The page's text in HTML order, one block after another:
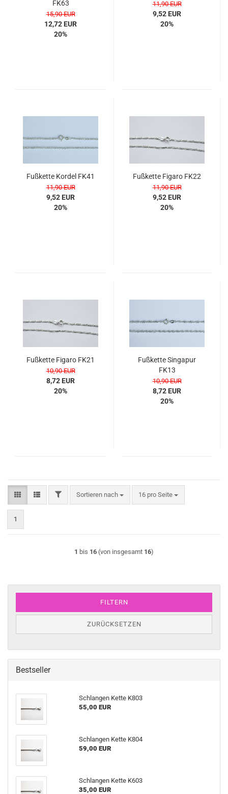
FK63
15,90 EUR
12,72 EUR
20%
11,90 EUR
9,52 EUR
20%
Fuß­ket­te Kor­del FK41
11,90 EUR
9,52 EUR
20%
Fuß­ket­te Fi­ga­ro FK22
11,90 EUR
9,52 EUR
20%
Fuß­ket­te Fi­ga­ro FK21
10,90 EUR
8,72 EUR
20%
Fuß­ket­te Sin­ga­pur
FK13
10,90 EUR
8,72 EUR
20%
FILTERSortieren nach
Sortieren nach 16 pro Seite
pro Seite
1
1 bis 16 (von insgesamt 16)
FILTERN
ZURÜCKSETZEN
Bestseller
Schlan­gen Kette K803
55,00 EUR
Schlan­gen Kette K804
59,00 EUR
Schlan­gen Kette K603
35,00 EUR